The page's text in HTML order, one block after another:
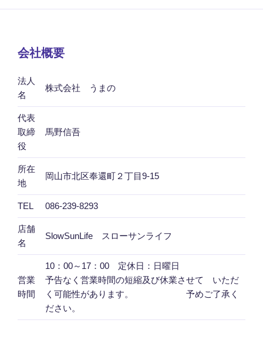
店
新
宿
店）"
の
会社概要
法人
名
株式会社 うまの
代表
取締
役
馬野信吾
所在
地
岡山市北区奉還町２丁目9-15
TEL 086-239-8293
店舗
名
SlowSunLife スローサンライフ
営業
時間
10：00～17：00 定休日：日曜日
予告なく営業時間の短縮及び休業させて いただ
く可能性があります。 予めご了承く
ださい。